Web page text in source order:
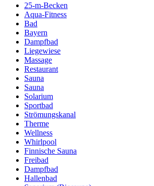
25-m-Becken
Aqua-Fitness
Bad
Bayern
Dampfbad
Liegewiese
Massage
Restaurant
Sauna
Sauna
Solarium
Sportbad
Strömungskanal
Therme
Wellness
Whirlpool
Finnische Sauna
Freibad
Dampfbad
Hallenbad